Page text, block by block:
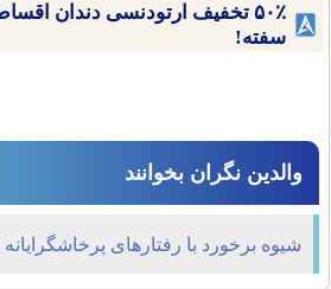
۵۰٪ تخفیف ارتودنسی دندان
سفته!
والدین نگران بخوانند
شیوه برخورد با رفتارهای